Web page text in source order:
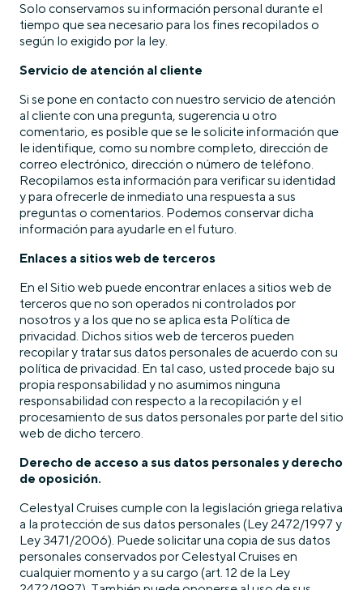
Solo conservamos su información personal durante el
tiempo que sea necesario para los fines recopilados o
según lo exigido por la ley.
Servicio de atención al cliente
Si se pone en contacto con nuestro servicio de atención
al cliente con una pregunta, sugerencia u otro
comentario, es posible que se le solicite información que
le identifique, como su nombre completo, dirección de
correo electrónico, dirección o número de teléfono.
Recopilamos esta información para verificar su identidad
y para ofrecerle de inmediato una respuesta a sus
preguntas o comentarios. Podemos conservar dicha
información para ayudarle en el futuro.
Enlaces a sitios web de terceros
En el Sitio web puede encontrar enlaces a sitios web de
terceros que no son operados ni controlados por
nosotros y a los que no se aplica esta Política de
privacidad. Dichos sitios web de terceros pueden
recopilar y tratar sus datos personales de acuerdo con su
política de privacidad. En tal caso, usted procede bajo su
propia responsabilidad y no asumimos ninguna
responsabilidad con respecto a la recopilación y el
procesamiento de sus datos personales por parte del sitio
web de dicho tercero.
Derecho de acceso a sus datos personales y derecho
de oposición.
Celestyal Cruises cumple con la legislación griega relativa
a la protección de sus datos personales (Ley 2472/1997 y
Ley 3471/2006). Puede solicitar una copia de sus datos
personales conservados por Celestyal Cruises en
cualquier momento y a su cargo (art. 12 de la Ley